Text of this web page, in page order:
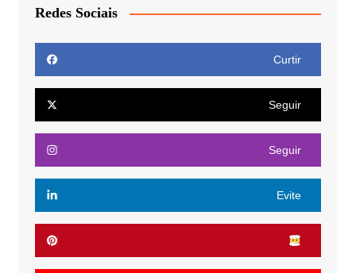
Redes Sociais
Curtir
Seguir
Seguir
Evite